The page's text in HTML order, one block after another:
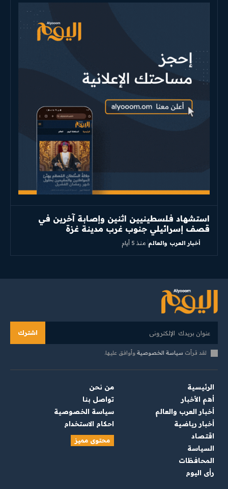
استشهاد فلسطينيين اثنين وإصابة آخرين في
قصف إسرائيلي جنوب غرب مدينة غزة
أخبار العرب والعالم منذ 5 أيام
اشترك
لقد قرأت سياسة الخصوصية وأوافق عليها.
الرئيسية
أهم الأخبار
أخبار العرب والعالم
أخبار رياضية
اقتصاد
السياسة
المحافظات
رأي اليوم
من نحن
تواصل بنا
سياسة الخصوصية
احكام الاستخدام
محتوى مميز